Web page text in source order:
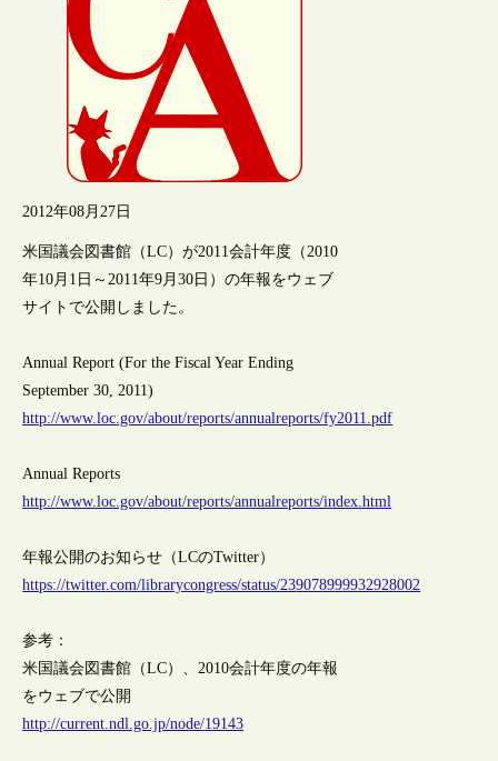
2012年08月27日
米国議会図書館（LC）が2011会計年度（2010
年10月1日～2011年9月30日）の年報をウェブ
サイトで公開しました。
Annual Report (For the Fiscal Year Ending
September 30, 2011)
http://www.loc.gov/about/reports/annualreports/fy2011.pdf
Annual Reports
http://www.loc.gov/about/reports/annualreports/index.html
年報公開のお知らせ（LCのTwitter）
https://twitter.com/librarycongress/status/239078999932928002
参考：
米国議会図書館（LC）、2010会計年度の年報
をウェブで公開
http://current.ndl.go.jp/node/19143